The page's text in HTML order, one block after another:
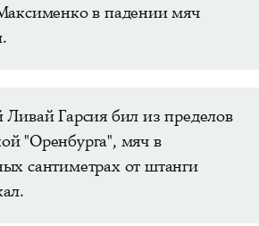
в падении мяч
Ливай Гарсия бил из пределов
"Оренбурга", мяч в
сантиметрах от штанги